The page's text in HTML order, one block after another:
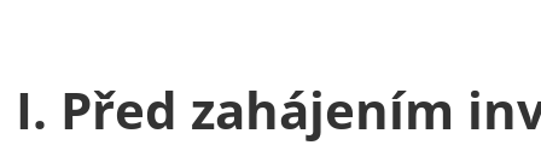
I. Před zahájením